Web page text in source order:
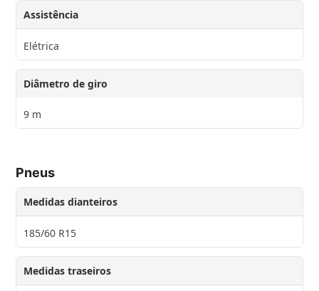
Assistência
Elétrica
Diâmetro de giro
9 m
Pneus
Medidas dianteiros
185/60 R15
Medidas traseiros